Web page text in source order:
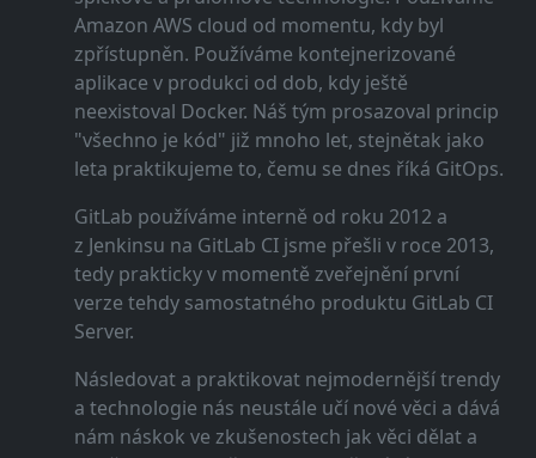
Amazon AWS cloud od momentu, kdy byl
zpřístupněn. Používáme kontejnerizované
aplikace v produkci od dob, kdy ještě
neexistoval Docker. Náš tým prosazoval princip
"všechno je kód" již mnoho let, stejnětak jako
leta praktikujeme to, čemu se dnes říká GitOps.
GitLab používáme interně od roku 2012 a
z Jenkinsu na GitLab CI jsme přešli v roce 2013,
tedy prakticky v momentě zveřejnění první
verze tehdy samostatného produktu GitLab CI
Server.
Následovat a praktikovat nejmodernější trendy
a technologie nás neustále učí nové věci a dává
nám náskok ve zkušenostech jak věci dělat a